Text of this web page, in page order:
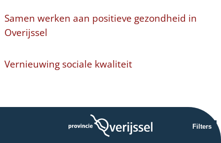
Samen werken aan positieve gezondheid in
Overijssel
Vernieuwing sociale kwaliteit
Filters